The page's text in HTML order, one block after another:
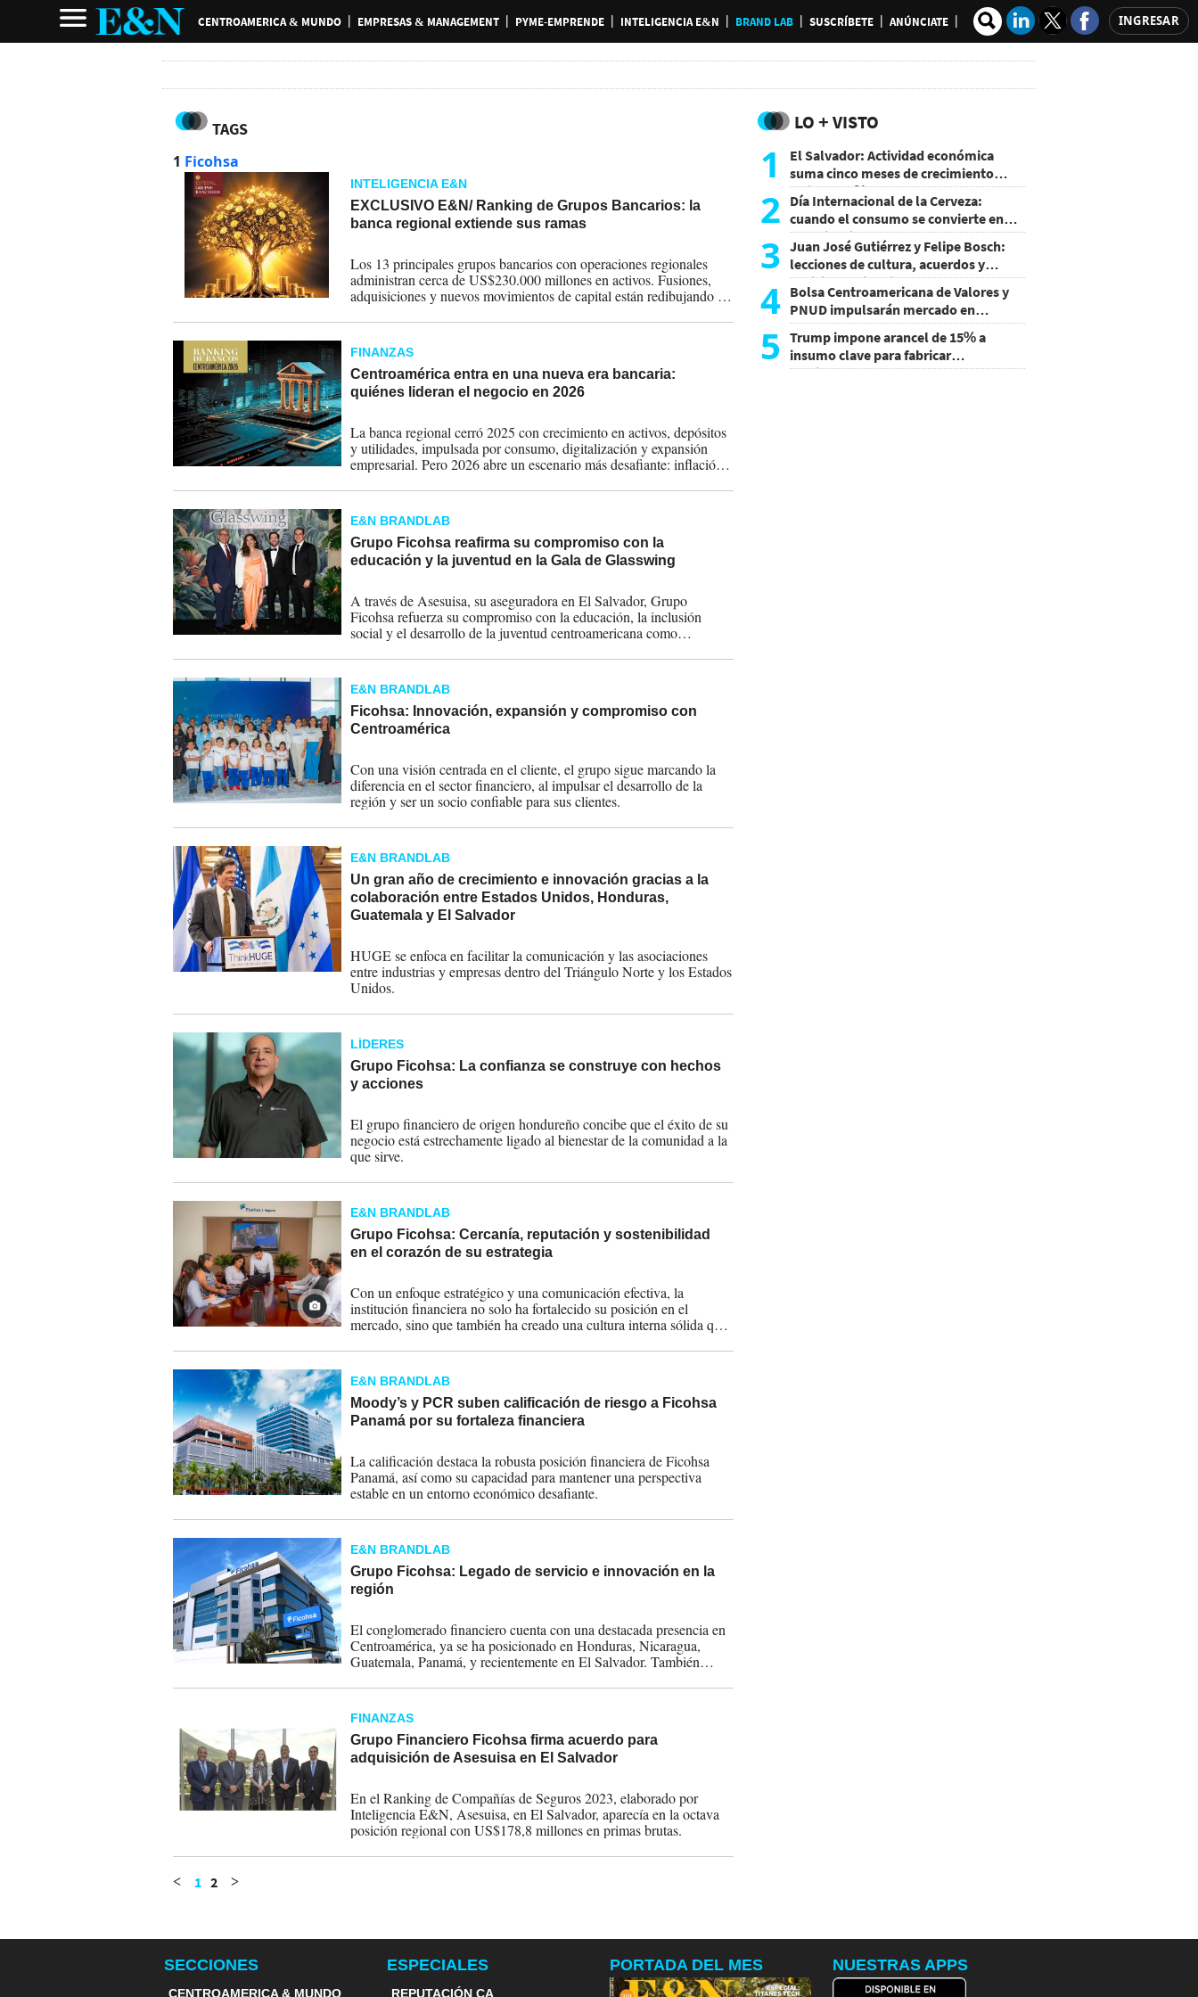
CENTROAMERICA & MUNDO EMPRESAS & MANAGEMENT PYME-EMPRENDE INTELIGENCIA E&N BRAND LAB SUSCRÍBETE ANÚNCIATE INGRESAR
TAGS
1 Ficohsa
INTELIGENCIA E&N
EXCLUSIVO E&N/ Ranking de Grupos Bancarios: la
banca regional extiende sus ramas
Los 13 principales grupos bancarios con operaciones regionales
administran cerca de US$230.000 millones en activos. Fusiones,
adquisiciones y nuevos movimientos de capital están redibujando el
Estrategia & Negocios.
FINANZAS
Centroamérica entra en una nueva era bancaria:
quiénes lideran el negocio en 2026
La banca regional cerró 2025 con crecimiento en activos, depósitos
y utilidades, impulsada por consumo, digitalización y expansión
empresarial. Pero 2026 abre un escenario más desafiante: inflación,
resiliencia financiera de Centroamérica.
E&N BRANDLAB
Grupo Ficohsa reafirma su compromiso con la
educación y la juventud en la Gala de Glasswing
A través de Asesuisa, su aseguradora en El Salvador, Grupo
Ficohsa refuerza su compromiso con la educación, la inclusión
social y el desarrollo de la juventud centroamericana como
International.
E&N BRANDLAB
Ficohsa: Innovación, expansión y compromiso con
Centroamérica
Con una visión centrada en el cliente, el grupo sigue marcando la
diferencia en el sector financiero, al impulsar el desarrollo de la
región y ser un socio confiable para sus clientes.
E&N BRANDLAB
Un gran año de crecimiento e innovación gracias a la
colaboración entre Estados Unidos, Honduras,
Guatemala y El Salvador
HUGE se enfoca en facilitar la comunicación y las asociaciones
entre industrias y empresas dentro del Triángulo Norte y los Estados
Unidos.
LÍDERES
Grupo Ficohsa: La confianza se construye con hechos
y acciones
El grupo financiero de origen hondureño concibe que el éxito de su
negocio está estrechamente ligado al bienestar de la comunidad a la
que sirve.
E&N BRANDLAB
Grupo Ficohsa: Cercanía, reputación y sostenibilidad
en el corazón de su estrategia
Con un enfoque estratégico y una comunicación efectiva, la
institución financiera no solo ha fortalecido su posición en el
mercado, sino que también ha creado una cultura interna sólida que
E&N BRANDLAB
Moody’s y PCR suben calificación de riesgo a Ficohsa
Panamá por su fortaleza financiera
La calificación destaca la robusta posición financiera de Ficohsa
Panamá, así como su capacidad para mantener una perspectiva
estable en un entorno económico desafiante.
E&N BRANDLAB
Grupo Ficohsa: Legado de servicio e innovación en la
región
El conglomerado financiero cuenta con una destacada presencia en
Centroamérica, ya se ha posicionado en Honduras, Nicaragua,
Guatemala, Panamá, y recientemente en El Salvador. También
FINANZAS
Grupo Financiero Ficohsa firma acuerdo para
adquisición de Asesuisa en El Salvador
En el Ranking de Compañías de Seguros 2023, elaborado por
Inteligencia E&N, Asesuisa, en El Salvador, aparecía en la octava
posición regional con US$178,8 millones en primas brutas.
< 1 2 >
LO + VISTO
1
El Salvador: Actividad económica
suma cinco meses de crecimiento
arriba de 4%
2 Día Internacional de la Cerveza:
cuando el consumo se convierte en
experiencia
3 Juan José Gutiérrez y Felipe Bosch:
lecciones de cultura, acuerdos y
decisiones sin miedo
4 Bolsa Centroamericana de Valores y
PNUD impulsarán mercado en
Honduras
5
Trump impone arancel de 15% a
insumo clave para fabricar
semiconductores y paneles
SECCIONES
CENTROAMERICA & MUNDO
ESPECIALES
REPUTACIÓN CA
PORTADA DEL MES NUESTRAS APPS